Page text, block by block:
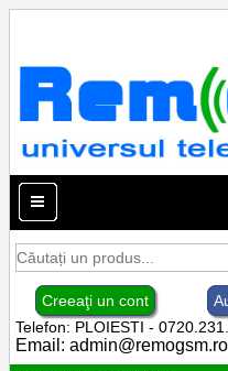
Creeaţi un cont
Telefon: PLOIESTI -
Email: admin@remogsm.ro